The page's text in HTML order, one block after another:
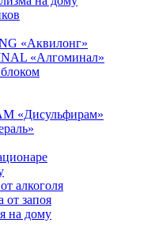
«Аквилонг»
«Алгоминал»
«Дисульфирам»
алкоголя
от запоя
на дому